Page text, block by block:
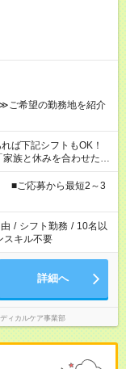
ご希望の勤務地を紹介
」 「できれば残業はし
ワーク希望
間と、もう1つのお仕事
合は応募できません。
■ご応募から最短2～3
/ シフト勤務 / 10名以
スキル不要
詳細へ
ィカルケア事業部